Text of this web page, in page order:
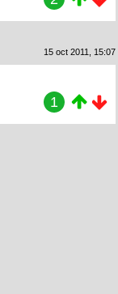
15 oct 2011, 15:07
1